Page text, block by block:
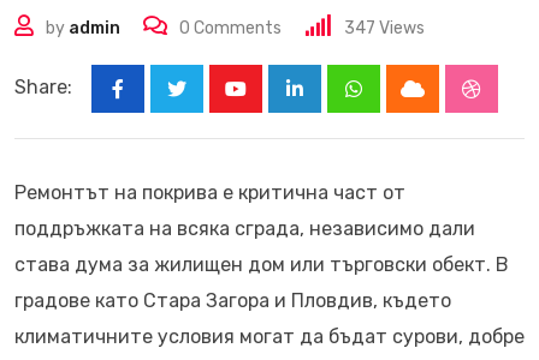
by admin 0 Comments 347 Views
Share:
LinkedInWhatsappCloud
Ремонтът на покрива е критична част от
поддръжката на всяка сграда, независимо дали
става дума за жилищен дом или търговски обект. В
градове като Стара Загора и Пловдив, където
климатичните условия могат да бъдат сурови, добре